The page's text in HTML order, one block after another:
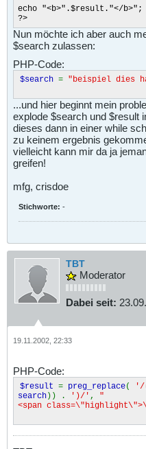
echo "<b>".$result."</b>";
?>
Nun möchte ich aber auch
$search zulassen:
PHP-Code:
$search = "beispiel dies
...und hier beginnt mein
explode $search und $result
dieses dann in einer while
zu keinem ergebnis
vielleicht kann mir da ja
greifen!
mfg, crisdoe
Stichworte: -
TBT
Moderator
Dabei seit:
19.11.2002, 22:33
PHP-Code:
$result = preg_replace(
search)) . ')/' , "
<span